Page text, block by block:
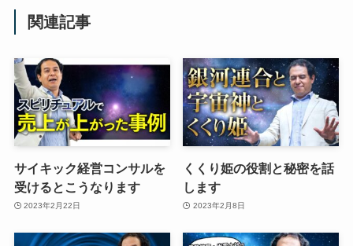
関連記事
サイキック経営コンサルを
受けるとこうなります
2023年2月22日
くくり姫の役割と秘密を話
します
2023年2月8日